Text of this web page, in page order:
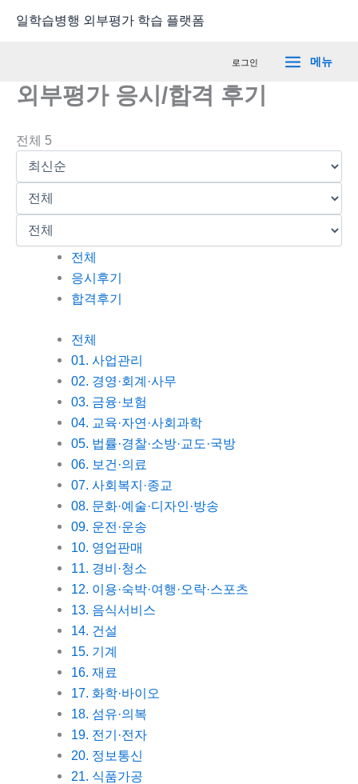
일학습병행 외부평가 학습 플랫폼
로그인
Menu
메뉴
외부평가 응시/합격 후기
전체 5
전체
응시후기
합격후기
전체
01. 사업관리
02. 경영·회계·사무
03. 금융·보험
04. 교육·자연·사회과학
05. 법률·경찰·소방·교도·국방
06. 보건·의료
07. 사회복지·종교
08. 문화·예술·디자인·방송
09. 운전·운송
10. 영업판매
11. 경비·청소
12. 이용·숙박·여행·오락·스포츠
13. 음식서비스
14. 건설
15. 기계
16. 재료
17. 화학·바이오
18. 섬유·의복
19. 전기·전자
20. 정보통신
21. 식품가공